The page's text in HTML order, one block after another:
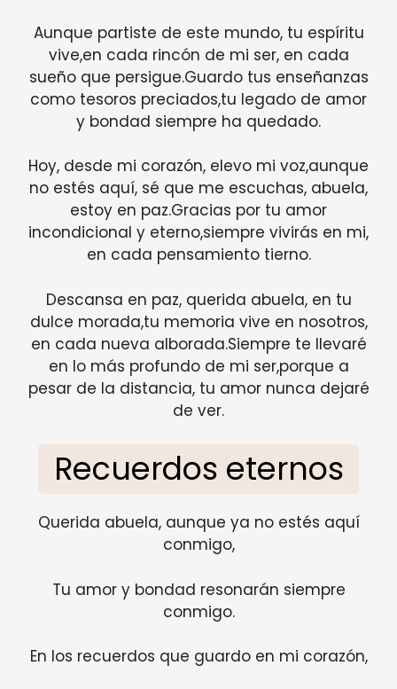
Aunque partiste de este mundo, tu espíritu
vive,en cada rincón de mi ser, en cada
sueño que persigue.Guardo tus enseñanzas
como tesoros preciados,tu legado de amor
y bondad siempre ha quedado.
Hoy, desde mi corazón, elevo mi voz,aunque
no estés aquí, sé que me escuchas, abuela,
estoy en paz.Gracias por tu amor
incondicional y eterno,siempre vivirás en mi,
en cada pensamiento tierno.
Descansa en paz, querida abuela, en tu
dulce morada,tu memoria vive en nosotros,
en cada nueva alborada.Siempre te llevaré
en lo más profundo de mi ser,porque a
pesar de la distancia, tu amor nunca dejaré
de ver.
Recuerdos eternos
Querida abuela, aunque ya no estés aquí
conmigo,
Tu amor y bondad resonarán siempre
conmigo.
En los recuerdos que guardo en mi corazón,